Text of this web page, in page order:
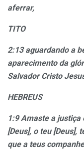
aferrar,
TITO
2:13 aguardando a
aparecimento da
Salvador Cristo
HEBREUS
1:9 Amaste a
[Deus], o teu [Deus],
que a teus